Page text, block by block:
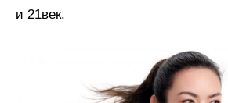
и 21век.